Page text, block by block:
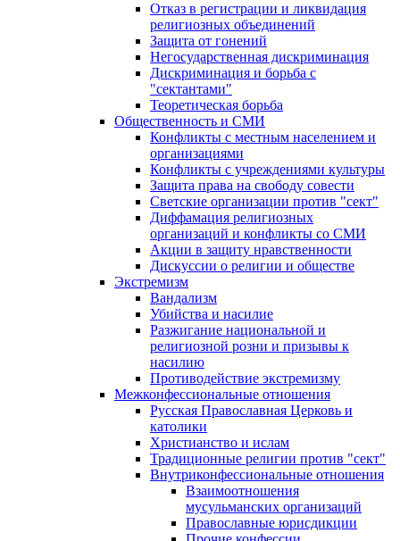
Отказ в регистрации и ликвидация
религиозных объединений
Защита от гонений
Негосударственная дискриминация
Дискриминация и борьба с
"сектантами"
Теоретическая борьба
Общественность и СМИ
Конфликты с местным населением и
организациями
Конфликты с учреждениями культуры
Защита права на свободу совести
Светские организации против "сект"
Диффамация религиозных
организаций и конфликты со СМИ
Акции в защиту нравственности
Дискуссии о религии и обществе
Экстремизм
Вандализм
Убийства и насилие
Разжигание национальной и
религиозной розни и призывы к
насилию
Противодействие экстремизму
Межконфессиональные отношения
Русская Православная Церковь и
католики
Христианство и ислам
Традиционные религии против "сект"
Внутриконфессиональные отношения
Взаимоотношения
мусульманских организаций
Православные юрисдикции